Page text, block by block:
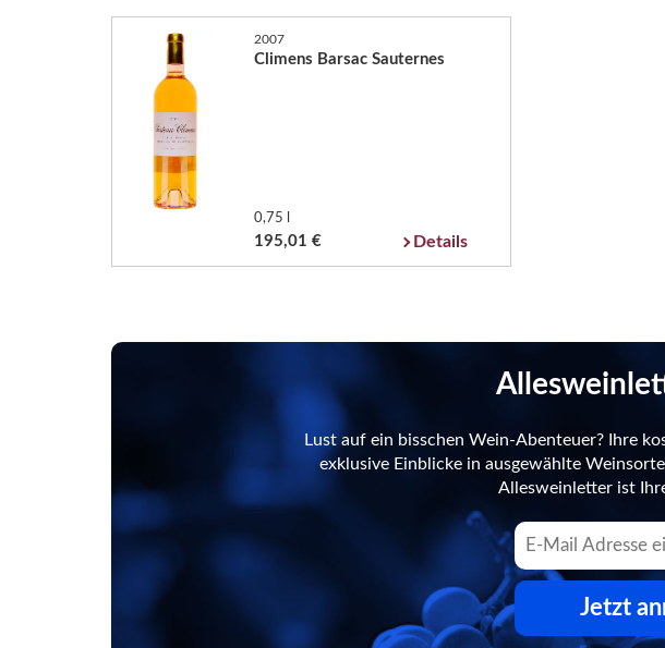
2007
Climens Barsac Sauternes
0,75 l
195,01 € Details
Lust auf ein bisschen Wein-Abenteuer? Ihre
exklusive Einblicke in ausgewählte
Allesweinletter ist
Jetzt